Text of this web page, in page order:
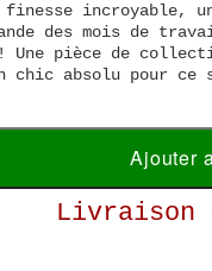
finesse incroyable,
des mois de
Une pièce de
chic absolu pour ce
Ajouter
Livraison